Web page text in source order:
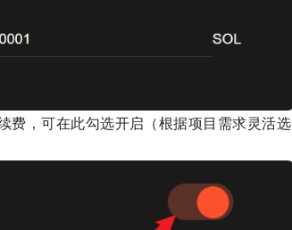
，可在此勾选开启（根据项目需求灵活选